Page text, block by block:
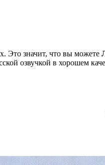
Это значит, что вы можете
озвучкой в хорошем